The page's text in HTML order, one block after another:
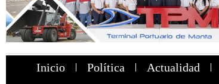
Inicio Política Actualidad